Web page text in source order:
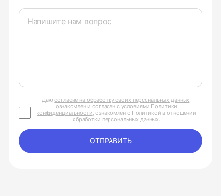
Даюсогласие на обработку своих персональных данных,
ознакомлен и согласен с условиями Политики
конфиденциальности, ознакомлен с Политикой в отношении
обработки персональных данных.
ОТПРАВИТЬ